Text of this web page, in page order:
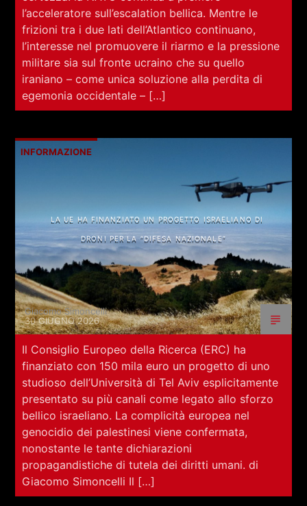
l’acceleratore sull’escalation bellica. Mentre le
frizioni tra i due lati dell’Atlantico continuano,
l’interesse nel promuovere il riarmo e la pressione
militare sia sul fronte ucraino che su quello
iraniano – come unica soluzione alla perdita di
egemonia occidentale – […]
INFORMAZIONE
LA UE HA FINANZIATO UN PROGETTO ISRAELIANO DI
DRONI PER LA “DIFESA NAZIONALE”
Giacomo Simoncelli
30 GIUGNO 2026
Il Consiglio Europeo della Ricerca (ERC) ha
finanziato con 150 mila euro un progetto di uno
studioso dell’Università di Tel Aviv esplicitamente
presentato su più canali come legato allo sforzo
bellico israeliano. La complicità europea nel
genocidio dei palestinesi viene confermata,
nonostante le tante dichiarazioni
propagandistiche di tutela dei diritti umani. di
Giacomo Simoncelli Il […]